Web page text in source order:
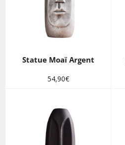
Statue Moaï Argent
Prix
54,90€